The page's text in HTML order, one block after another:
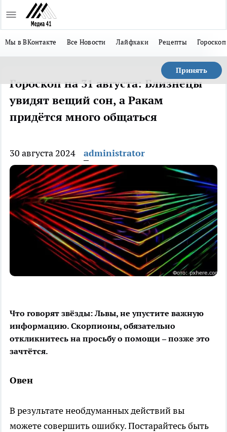
Мы в ВКонтакте Все Новости Лайфхаки Рецепты Гороскоп
Принять
Гороскоп на 31 августа: Близнецы
увидят вещий сон, а Ракам
придётся много общаться
30 августа 2024 administrator
Что говорят звёзды: Львы, не упустите важную
информацию. Скорпионы, обязательно
откликнитесь на просьбу о помощи – позже это
зачтётся.
Овен
В результате необдуманных действий вы
можете совершить ошибку. Постарайтесь быть